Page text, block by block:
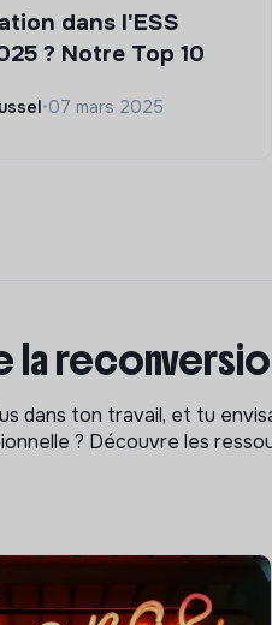
dans l'ESS
? Notre Top 10
•07 mars 2025
la
dans ton travail, et tu
? Découvre les